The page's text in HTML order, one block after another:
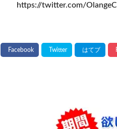
https://twitter.com/